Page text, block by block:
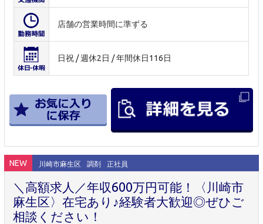
店舗の営業時間に準ずる
日祝 / 週休2日 / 年間休日116日
NEW 川崎市麻生区 調剤 正社員
＼高額求人／年収600万円可能！〈川崎市
麻生区〉在宅あり♪経験者大歓迎◎ぜひご
相談ください！